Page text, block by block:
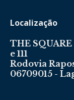
Localização
THE SQUARE
e 111
Rodovia
06709015 -